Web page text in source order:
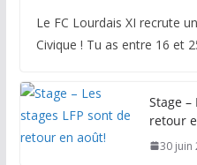
Le FC Lourdais XI recrute
Civique ! Tu as entre 16 et
Stage –
retour
30 juin